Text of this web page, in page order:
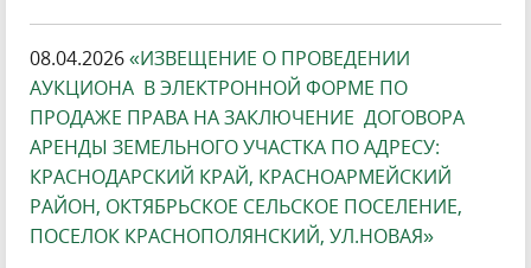
08.04.2026«ИЗВЕЩЕНИЕ О ПРОВЕДЕНИИ
АУКЦИОНА В ЭЛЕКТРОННОЙ ФОРМЕ ПО
ПРОДАЖЕ ПРАВА НА ЗАКЛЮЧЕНИЕ ДОГОВОРА
АРЕНДЫ ЗЕМЕЛЬНОГО УЧАСТКА ПО АДРЕСУ:
КРАСНОДАРСКИЙ КРАЙ, КРАСНОАРМЕЙСКИЙ
РАЙОН, ОКТЯБРЬСКОЕ СЕЛЬСКОЕ ПОСЕЛЕНИЕ,
ПОСЕЛОК КРАСНОПОЛЯНСКИЙ, УЛ.НОВАЯ»